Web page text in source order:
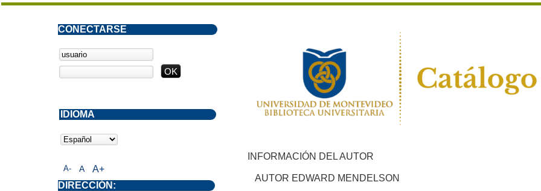
INFORMACIÓN DEL AUTOR
AUTOR EDWARD MENDELSON
A- A A+
CONECTARSE
DIRECCIÓN:
IDIOMA